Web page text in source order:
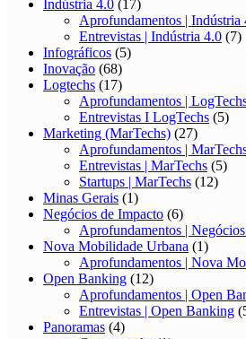
Indústria 4.0 (17)
Aprofundamentos | Indústria
Entrevistas | Indústria 4.0 (7)
Infográficos (5)
Inovação (68)
Logtechs (17)
Aprofundamentos |
Entrevistas I LogTechs (5)
Marketing (MarTechs) (27)
Aprofundamentos |
Entrevistas | MarTechs (5)
Startups | MarTechs (12)
Minas Gerais (1)
Negócios de Impacto (6)
Aprofundamentos |
Nova Mobilidade Urbana (1)
Aprofundamentos | Nova
Open Banking (12)
Aprofundamentos | Open
Entrevistas | Open Banking
Panoramas (4)